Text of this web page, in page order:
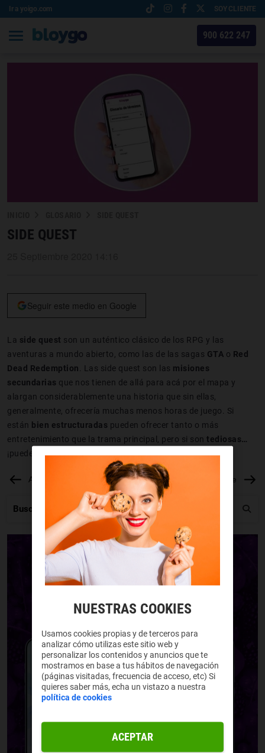
Ir a yoigo.com SOY CLIENTE
900 622 247
SIDE QUEST
Seguir este medio en Google
La side quest son un auténtico clásico de los RPG y las
aventuras a mundo abierto, como las de las sagas GTA o Red
Dead Redemption . Las side quest son las misiones
secundarias que nos tienen de allá para acá por el mapa y
alargan considerablemente una historia que sin ellas,
generalmente, ofrecería muchas menos horas de juego. Si
están bien estructuradas pueden ofrecer tanto o más
entretenimiento que la trama principal, pero si son tediosas…
¡pueden hacer que terminamos por no elegir ninguna!
Anterior Siguiente
NUESTRAS COOKIES
Usamos cookies propias y de terceros para
analizar cómo utilizas este sitio web y
personalizar los contenidos y anuncios que te
mostramos en base a tus hábitos de navegación
(páginas visitadas, frecuencia de acceso, etc) Si
quieres saber más, echa un vistazo a nuestra
política de cookies
ACEPTAR